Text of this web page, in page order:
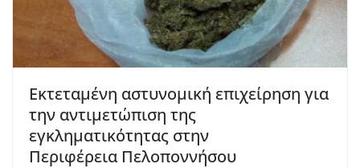
Εκτεταμένη αστυνομική επιχείρηση για
την αντιμετώπιση της
εγκληματικότητας στην
Περιφέρεια Πελοποννήσου